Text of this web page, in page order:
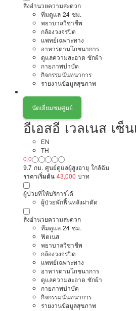
สิ่งอำนวยความสะดวก
ทีมดูแล 24 ชม.
พยาบาลวิชาชีพ
กล้องวงจรปิด
แพทย์เฉพาะทาง
อาหารตามโภชนาการ
ดูแลความสะอาด ซักผ้า
กายภาพบำบัด
กิจกรรมนันทนาการ
รายงานข้อมูลสุขภาพ
นัดเยี่ยมชมศูนย์
อีเอสอี เวลเนส เซ็
ผู้สูงอายุหรือผู้มีภาว
EN
TH
0.0
9.7 กม. ศูนย์ดูแลผู้สูงอายุ ใกล้ฉัน
ราคาเริ่มต้น 43,000 บาท
ผู้ป่วยที่ให้บริการได้
ผู้ป่วยพักฟื้นหลังผ่าตัด
สิ่งอำนวยความสะดวก
ทีมดูแล 24 ชม.
ฟิตเนส
พยาบาลวิชาชีพ
กล้องวงจรปิด
แพทย์เฉพาะทาง
อาหารตามโภชนาการ
ดูแลความสะอาด ซักผ้า
กายภาพบำบัด
กิจกรรมนันทนาการ
รายงานข้อมูลสุขภาพ